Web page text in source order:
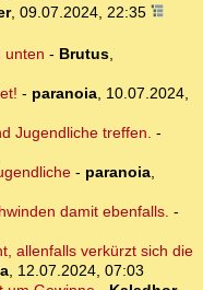
, 09.07.2024, 22:35
unten - Brutus,
- paranoia, 10.07.2024,
Jugendliche treffen. -
- paranoia,
damit ebenfalls. -
allenfalls verkürzt sich die
, 12.07.2024, 07:03